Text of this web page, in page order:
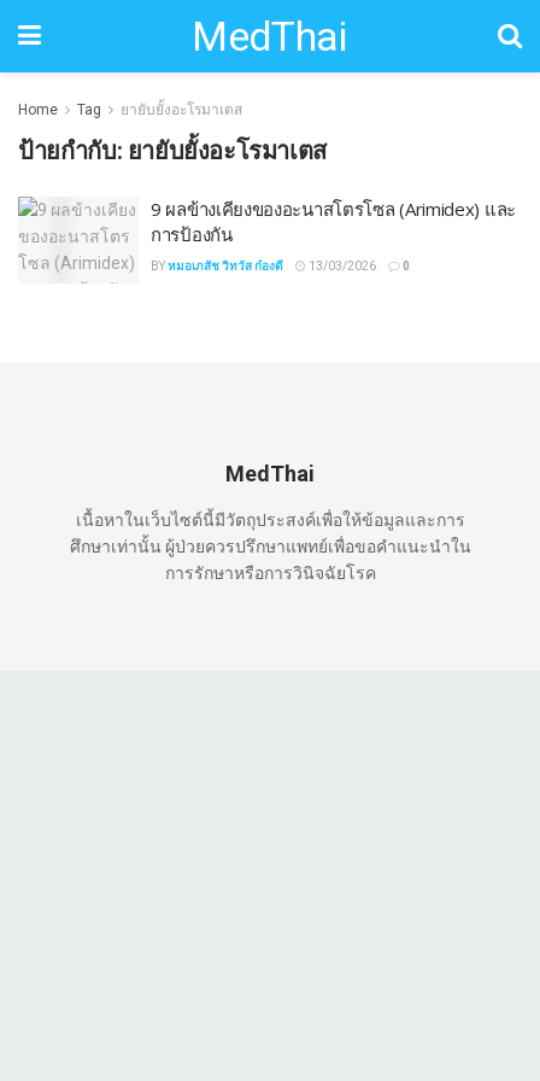
MedThai
Home Tag ยายับยั้งอะโรมาเตส
ป้ายกำกับ: ยายับยั้งอะโรมาเตส
9 ผลข้างเคียงของอะนาสโตรโซล (Arimidex) และ
การป้องกัน
BYหมอเภสัช วิทวัส ก๋องดี 13/03/2026 0
MedThai
เนื้อหาในเว็บไซต์นี้มีวัตถุประสงค์เพื่อให้ข้อมูลและการ
ศึกษาเท่านั้น ผู้ป่วยควรปรึกษาแพทย์เพื่อขอคำแนะนำใน
การรักษาหรือการวินิจฉัยโรค